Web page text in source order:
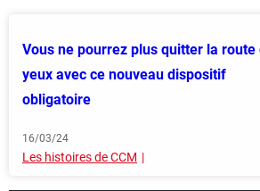
Vous ne pourrez plus quitter la route
yeux avec ce nouveau dispositif
obligatoire
16/03/24
Les histoires de CCM